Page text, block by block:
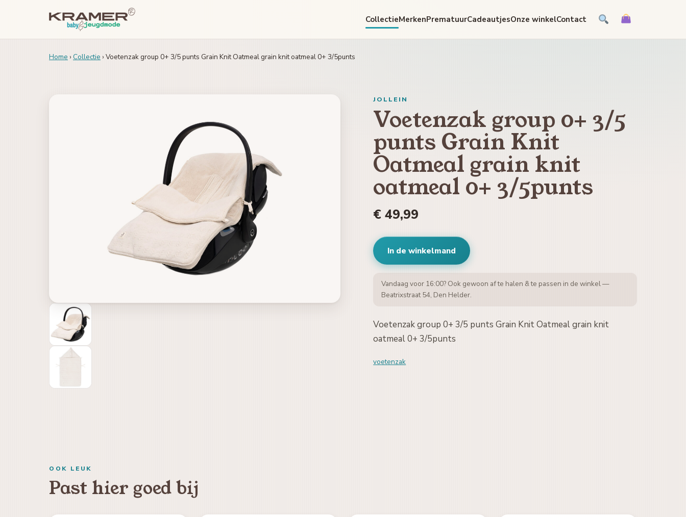
CollectieMerkenPrematuurCadeautjesOnze winkelContact
Home › Collectie › Voetenzak group 0+ 3/5 punts Grain Knit Oatmeal grain knit oatmeal 0+ 3/5punts
JOLLEIN
Voetenzak group 0+ 3/5
punts Grain Knit
Oatmeal grain knit
oatmeal 0+ 3/5punts
€ 49,99
In de winkelmand
Vandaag voor 16:00? Ook gewoon af te halen & te passen in de winkel —
Beatrixstraat 54, Den Helder.
Voetenzak group 0+ 3/5 punts Grain Knit Oatmeal grain knit
oatmeal 0+ 3/5punts
voetenzak
OOK LEUK
Past hier goed bij